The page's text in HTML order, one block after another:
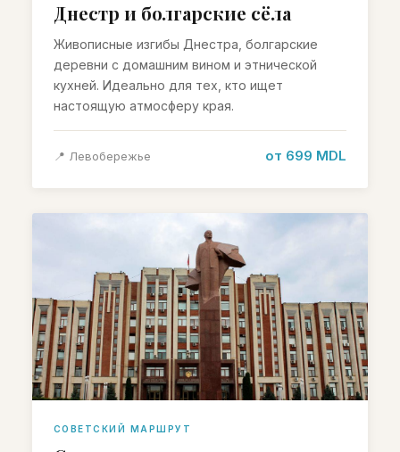
Днестр и болгарские сёла
Живописные изгибы Днестра, болгарские
деревни с домашним вином и этнической
кухней. Идеально для тех, кто ищет
настоящую атмосферу края.
📍 Левобережье от 699 MDL
СОВЕТСКИЙ МАРШРУТ